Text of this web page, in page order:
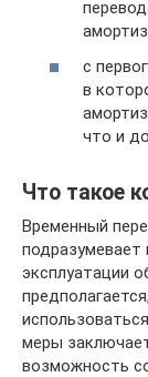
с
в
что и
Что такое
Временный
эксплуатации
меры
возможность